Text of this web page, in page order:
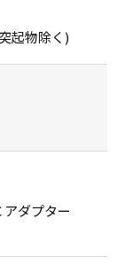
起物除く)
ダプター